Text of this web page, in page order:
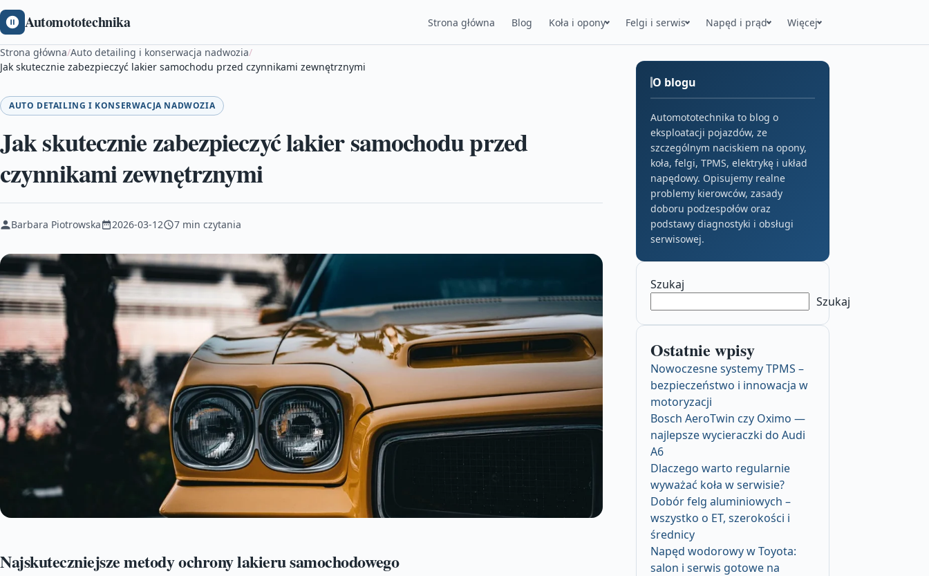
Automototechnika Strona główna Blog Koła i opony Felgi i serwis Napęd i prąd Więcej
Strona główna/Auto detailing i konserwacja nadwozia/
Jak skutecznie zabezpieczyć lakier samochodu przed czynnikami zewnętrznymi
AUTO DETAILING I KONSERWACJA NADWOZIA
Jak skutecznie zabezpieczyć lakier samochodu przed
czynnikami zewnętrznymi
Barbara Piotrowska 2026-03-12 7 min czytania
Najskuteczniejsze metody ochrony lakieru samochodowego
O blogu
Automototechnika to blog o
eksploatacji pojazdów, ze
szczególnym naciskiem na opony,
koła, felgi, TPMS, elektrykę i układ
napędowy. Opisujemy realne
problemy kierowców, zasady
doboru podzespołów oraz
podstawy diagnostyki i obsługi
serwisowej.
Szukaj
Szukaj
Ostatnie wpisy
Nowoczesne systemy TPMS –
bezpieczeństwo i innowacja w
motoryzacji
Bosch AeroTwin czy Oximo —
najlepsze wycieraczki do Audi
A6
Dlaczego warto regularnie
wyważać koła w serwisie?
Dobór felg aluminiowych –
wszystko o ET, szerokości i
średnicy
Napęd wodorowy w Toyota:
salon i serwis gotowe na